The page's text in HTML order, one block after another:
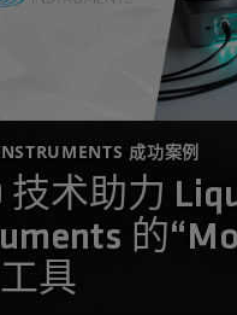
成功案例
技术助力
的
具